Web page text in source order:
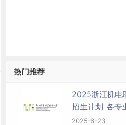
热门推荐
2025浙江机电
招生计划-各专
多少
2025-6-23